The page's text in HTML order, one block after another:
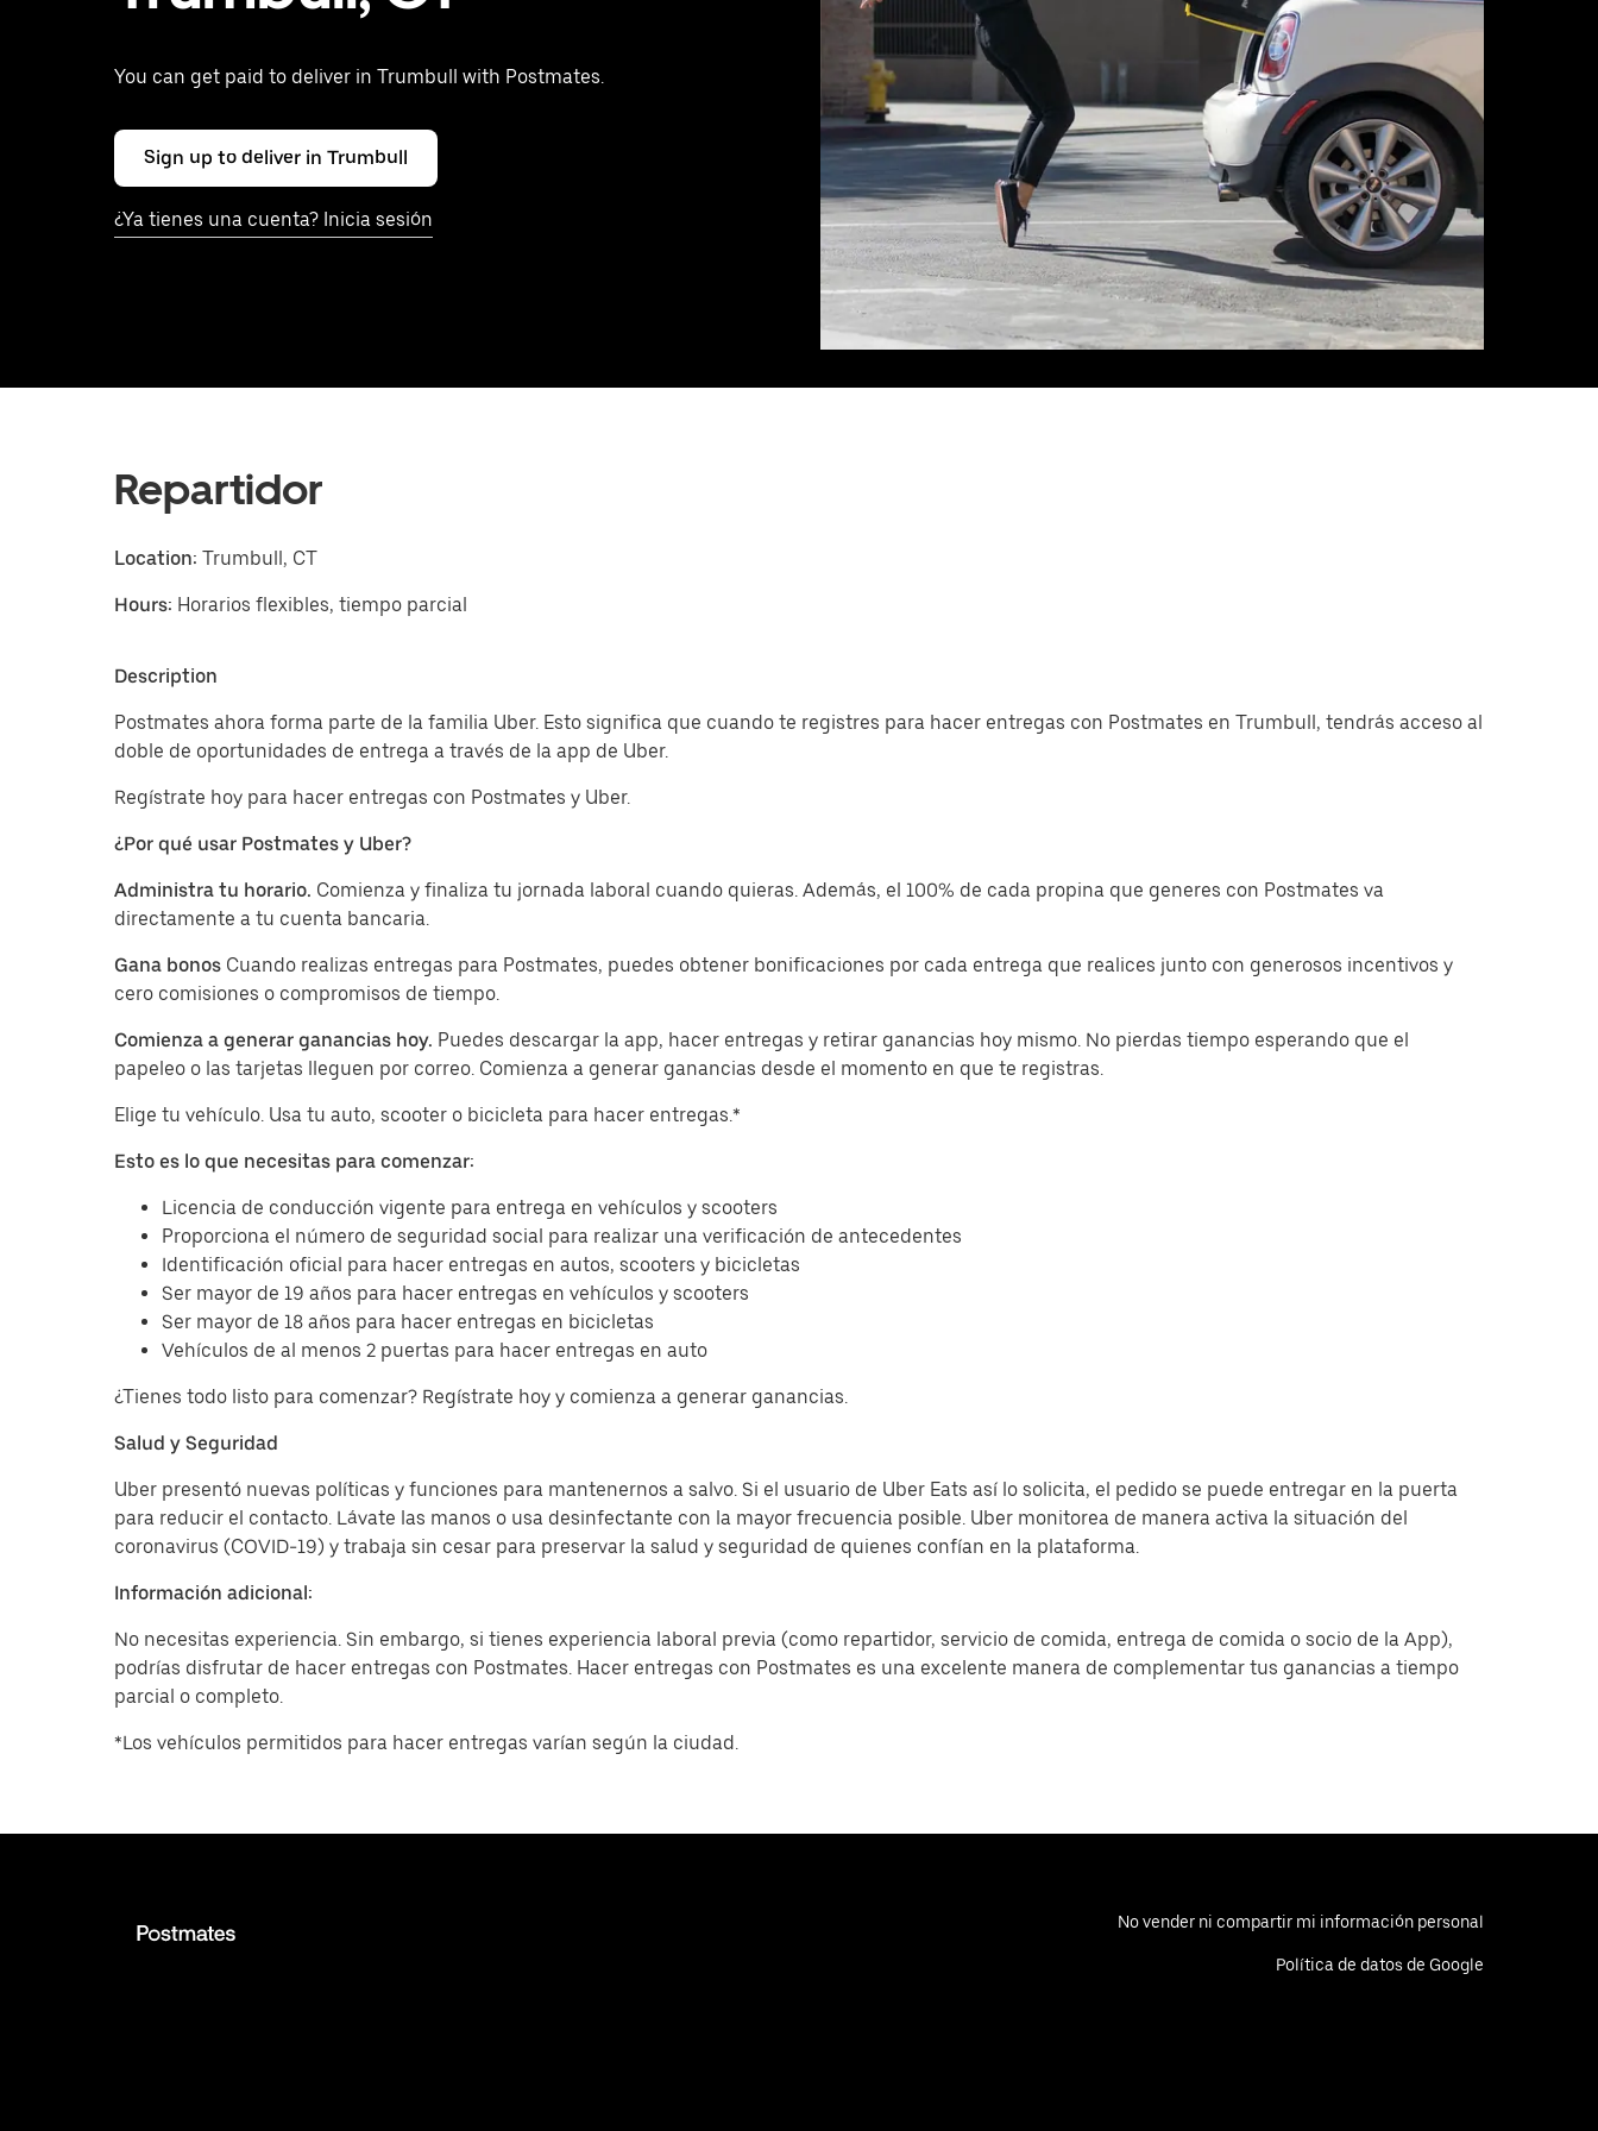
You can get paid to deliver in Trumbull with Postmates.
Sign up to deliver in Trumbull
¿Ya tienes una cuenta? Inicia sesión
Repartidor
Location: Trumbull, CT
Hours: Horarios flexibles, tiempo parcial
Description
Postmates ahora forma parte de la familia Uber. Esto significa que cuando te registres para hacer entregas con Postmates en Trumbull, tendrás acceso al
doble de oportunidades de entrega a través de la app de Uber.
Regístrate hoy para hacer entregas con Postmates y Uber.
¿Por qué usar Postmates y Uber?
Administra tu horario. Comienza y finaliza tu jornada laboral cuando quieras. Además, el 100% de cada propina que generes con Postmates va
directamente a tu cuenta bancaria.
Gana bonos Cuando realizas entregas para Postmates, puedes obtener bonificaciones por cada entrega que realices junto con generosos incentivos y
cero comisiones o compromisos de tiempo.
Comienza a generar ganancias hoy. Puedes descargar la app, hacer entregas y retirar ganancias hoy mismo. No pierdas tiempo esperando que el
papeleo o las tarjetas lleguen por correo. Comienza a generar ganancias desde el momento en que te registras.
Elige tu vehículo. Usa tu auto, scooter o bicicleta para hacer entregas.*
Esto es lo que necesitas para comenzar:
Licencia de conducción vigente para entrega en vehículos y scooters
Proporciona el número de seguridad social para realizar una verificación de antecedentes
Identificación oficial para hacer entregas en autos, scooters y bicicletas
Ser mayor de 19 años para hacer entregas en vehículos y scooters
Ser mayor de 18 años para hacer entregas en bicicletas
Vehículos de al menos 2 puertas para hacer entregas en auto
¿Tienes todo listo para comenzar? Regístrate hoy y comienza a generar ganancias.
Salud y Seguridad
Uber presentó nuevas políticas y funciones para mantenernos a salvo. Si el usuario de Uber Eats así lo solicita, el pedido se puede entregar en la puerta
para reducir el contacto. Lávate las manos o usa desinfectante con la mayor frecuencia posible. Uber monitorea de manera activa la situación del
coronavirus (COVID-19) y trabaja sin cesar para preservar la salud y seguridad de quienes confían en la plataforma.
Información adicional:
No necesitas experiencia. Sin embargo, si tienes experiencia laboral previa (como repartidor, servicio de comida, entrega de comida o socio de la App),
podrías disfrutar de hacer entregas con Postmates. Hacer entregas con Postmates es una excelente manera de complementar tus ganancias a tiempo
parcial o completo.
*Los vehículos permitidos para hacer entregas varían según la ciudad.
No vender ni compartir mi información personal
Política de datos de Google